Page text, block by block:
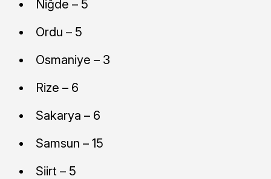
Niğde – 5
Ordu – 5
Osmaniye – 3
Rize – 6
Sakarya – 6
Samsun – 15
Siirt – 5